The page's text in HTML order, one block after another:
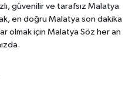
güvenilir ve tarafsız Malatya
en doğru Malatya son dakika
olmak için Malatya Söz her an